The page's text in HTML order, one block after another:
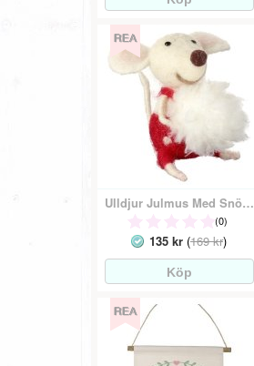
Ulldjur Julmus Med Snöboll
(0)
135 kr (169 kr)